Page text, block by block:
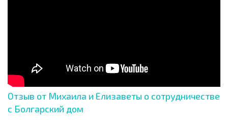
Отзыв от Михаила и Елизаветы о сотрудничестве
с Болгарский дом